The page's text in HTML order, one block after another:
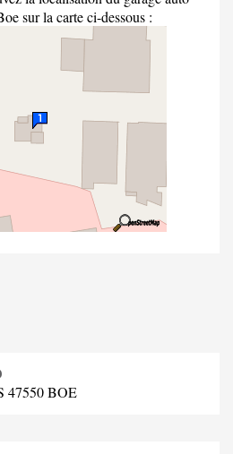
sur la carte ci-dessous :
47550 BOE